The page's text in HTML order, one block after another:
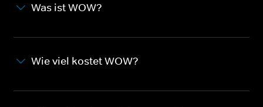
Was ist WOW?
Wie viel kostet WOW?